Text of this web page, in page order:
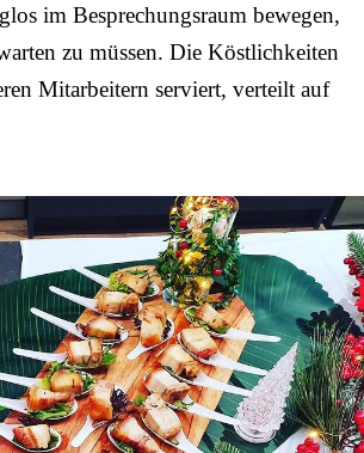
im Besprechungsraum bewegen,
zu müssen. Die Köstlichkeiten
Mitarbeitern serviert, verteilt auf